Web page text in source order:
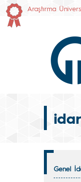
Araştırma
Genel